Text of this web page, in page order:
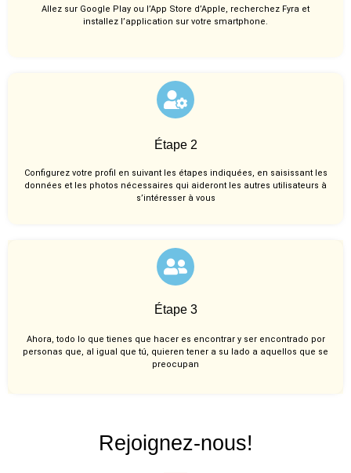
Allez sur Google Play ou l’App Store d’Apple, recherchez Fyra et
installez l’application sur votre smartphone.
Étape 2
Configurez votre profil en suivant les étapes indiquées, en saisissant les
données et les photos nécessaires qui aideront les autres utilisateurs à
s’intéresser à vous
Étape 3
Ahora, todo lo que tienes que hacer es encontrar y ser encontrado por
personas que, al igual que tú, quieren tener a su lado a aquellos que se
preocupan
Rejoignez-nous!